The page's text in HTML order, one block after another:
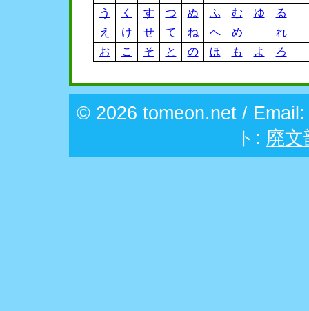
う
く す つ ぬ ふ む ゆ
る
え
け せ て ね へ め
れ
お
こ そ と の ほ も よ ろ
© 2026 tomeon.net /
ト: 廃文